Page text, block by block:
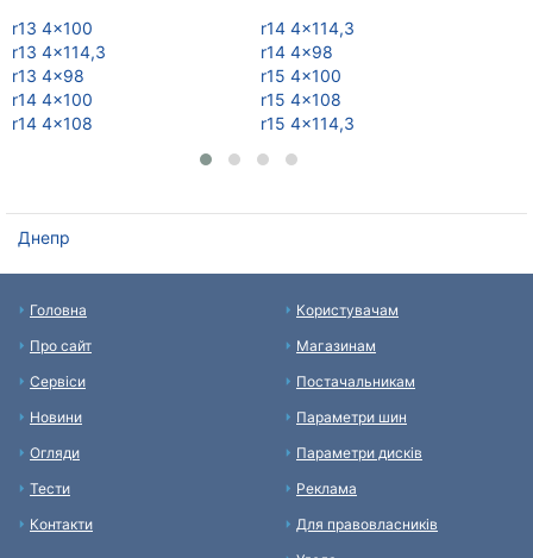
r13 4x100
r13 4x114,3
r13 4x98
r14 4x100
r14 4x108
r14 4x114,3
r14 4x98
r15 4x100
r15 4x108
r15 4x114,3
Днепр
Головна
Про сайт
Сервіси
Новини
Огляди
Тести
Контакти
Користувачам
Магазинам
Постачальникам
Параметри шин
Параметри дисків
Реклама
Для правовласників